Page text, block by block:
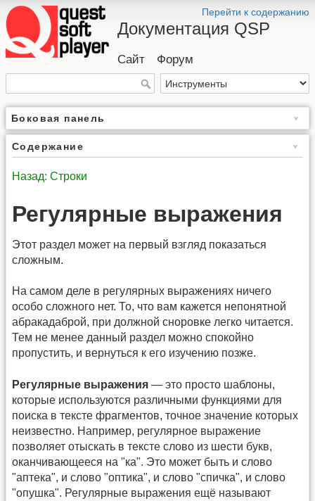
Перейти к содержанию
Документация QSP
Сайт Форум
Боковая панель
Содержание
Назад: Строки
Регулярные выражения
Этот раздел может на первый взгляд показаться
сложным.
На самом деле в регулярных выражениях ничего
особо сложного нет. То, что вам кажется непонятной
абракадаброй, при должной сноровке легко читается.
Тем не менее данный раздел можно спокойно
пропустить, и вернуться к его изучению позже.
Регулярные выражения — это просто шаблоны,
которые используются различными функциями для
поиска в тексте фрагментов, точное значение которых
неизвестно. Например, регулярное выражение
позволяет отыскать в тексте слово из шести букв,
оканчивающееся на "ка". Это может быть и слово
"аптека", и слово "оптика", и слово "спичка", и слово
"опушка". Регулярные выражения ещё называют